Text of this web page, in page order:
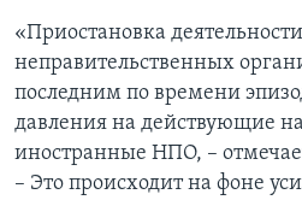
«Приостановка деятельности
неправительственных
последним по времени
давления на действующие
иностранные НПО, –
– Это происходит на фоне